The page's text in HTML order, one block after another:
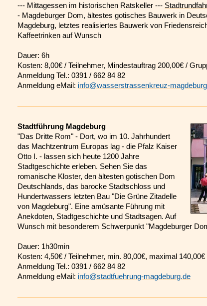
--- Mittagessen im historischen Ratskeller ---
- Magdeburger Dom, ältestes gotisches Bauwerk in
Magdeburg, letztes realisiertes Bauwerk von
Kaffeetrinken auf Wunsch
Dauer: 6h
Kosten: 8,00€ / Teilnehmer, Mindestauftrag 200,00€ /
Anmeldung Tel.: 0391 / 662 84 82
Anmeldung eMail: info@wasserstrassenkreuz-
Stadtführung Magdeburg
"Das Dritte Rom" - Dort, wo im 10. Jahrhundert
das Machtzentrum Europas lag - die Pfalz Kaiser
Otto I. - lassen sich heute 1200 Jahre
Stadtgeschichte erleben. Sehen Sie das
romanische Kloster, den ältesten gotischen Dom
Deutschlands, das barocke Stadtschloss und
Hundertwassers letzten Bau "Die Grüne Zitadelle
von Magdeburg". Eine amüsante Führung mit
Anekdoten, Stadtgeschichte und Stadtsagen. Auf
Wunsch mit besonderem Schwerpunkt "Magdeburger
Dauer: 1h30min
Kosten: 4,50€ / Teilnehmer, min. 80,00€, maximal
Anmeldung Tel.: 0391 / 662 84 82
Anmeldung eMail: info@stadtfuehrung-magdeburg.de